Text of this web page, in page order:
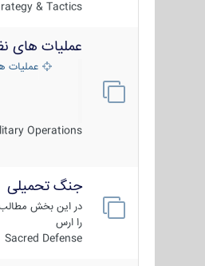
& Tactics
عملیات های
عملیات
Operations
جنگ تحمیلی
در این بخش
را ارس
Sacred Defense